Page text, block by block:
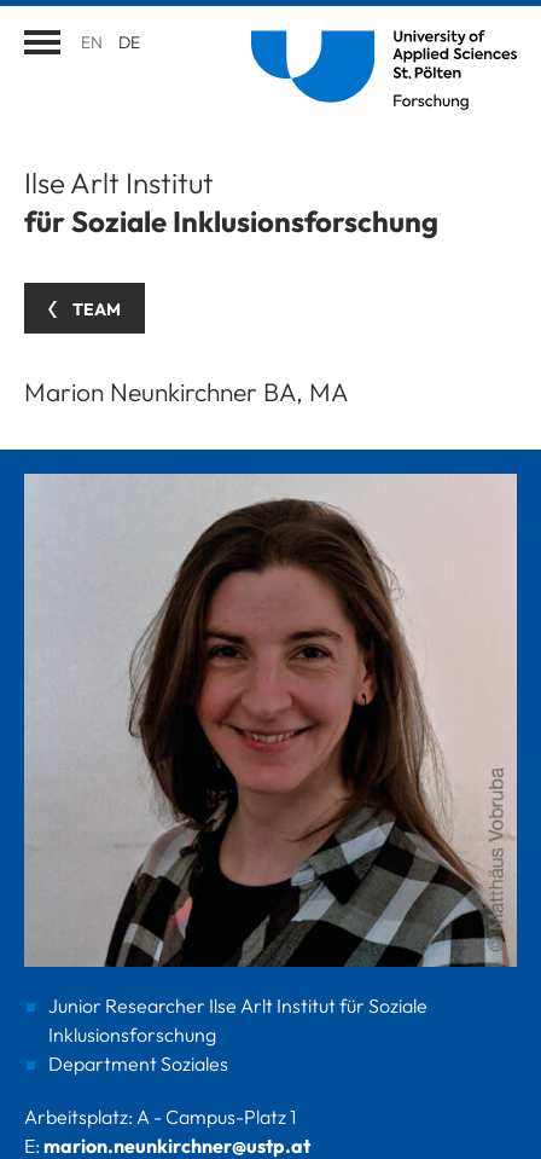
EN DE
Ilse Arlt Institut
für Soziale Inklusionsforschung
TEAM
Marion Neunkirchner BA, MA
Junior Researcher Ilse Arlt Institut für Soziale
Inklusionsforschung
Department Soziales
Arbeitsplatz: A - Campus-Platz 1
E: marion.neunkirchner@ustp.at